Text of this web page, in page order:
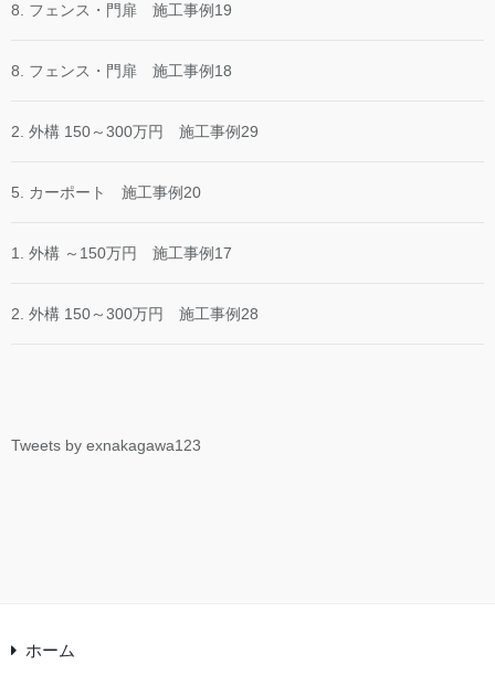
8. フェンス・門扉 施工事例19
8. フェンス・門扉 施工事例18
2. 外構 150～300万円 施工事例29
5. カーポート 施工事例20
1. 外構 ～150万円 施工事例17
2. 外構 150～300万円 施工事例28
Tweets by exnakagawa123
ホーム